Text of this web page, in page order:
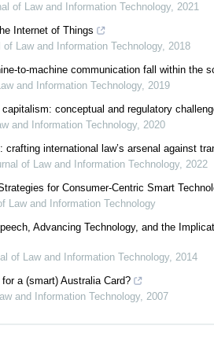
of Law and Information Technology, 2021
Internet of Things
of Law and Information Technology, 2018
to-machine communication fall within the
and Information Technology, 2019
conceptual and regulatory
and Information Technology, 2020
international law’s arsenal against
of Law and Information Technology, 2022
for Consumer-Centric Smart
Law and Information Technology
Advancing Technology, and the
of Law and Information Technology, 2014
a (smart) Australia Card?
and Information Technology, 2007